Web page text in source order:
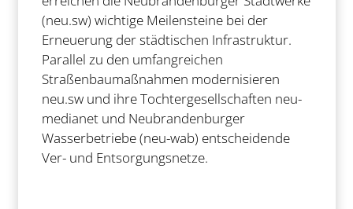
(neu.sw) wichtige Meilensteine bei der
Erneuerung der städtischen Infrastruktur.
Parallel zu den umfangreichen
Straßenbaumaßnahmen modernisieren
neu.sw und ihre Tochtergesellschaften neu-
medianet und Neubrandenburger
Wasserbetriebe (neu-wab) entscheidende
Ver- und Entsorgungsnetze.